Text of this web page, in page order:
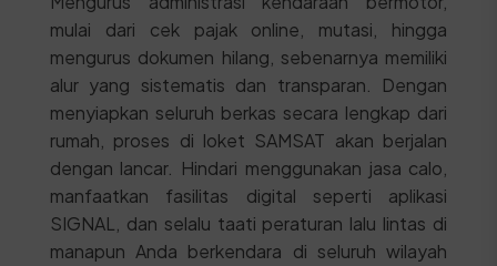
mulai dari cek pajak online, mutasi, hingga
mengurus dokumen hilang, sebenarnya memiliki
alur yang sistematis dan transparan. Dengan
menyiapkan seluruh berkas secara lengkap dari
rumah, proses di loket SAMSAT akan berjalan
dengan lancar. Hindari menggunakan jasa calo,
manfaatkan fasilitas digital seperti aplikasi
SIGNAL, dan selalu taati peraturan lalu lintas di
manapun Anda berkendara di seluruh wilayah